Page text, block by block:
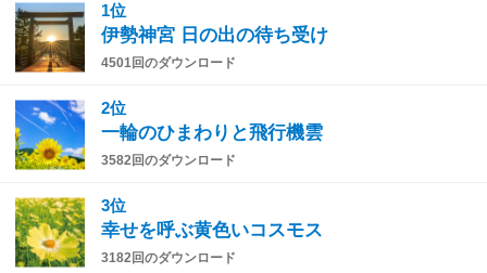
1位
伊勢神宮 日の出の待ち受け
4501回のダウンロード
2位
一輪のひまわりと飛行機雲
3582回のダウンロード
3位
幸せを呼ぶ黄色いコスモス
3182回のダウンロード